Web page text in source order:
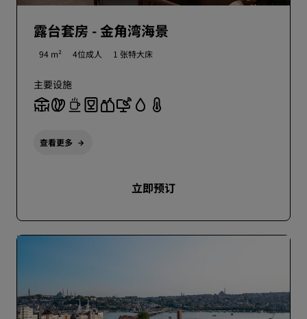
露台套房 - 金角湾海景
94 m² 4位成人 1 张特大床
主要设施
查看更多
立即预订